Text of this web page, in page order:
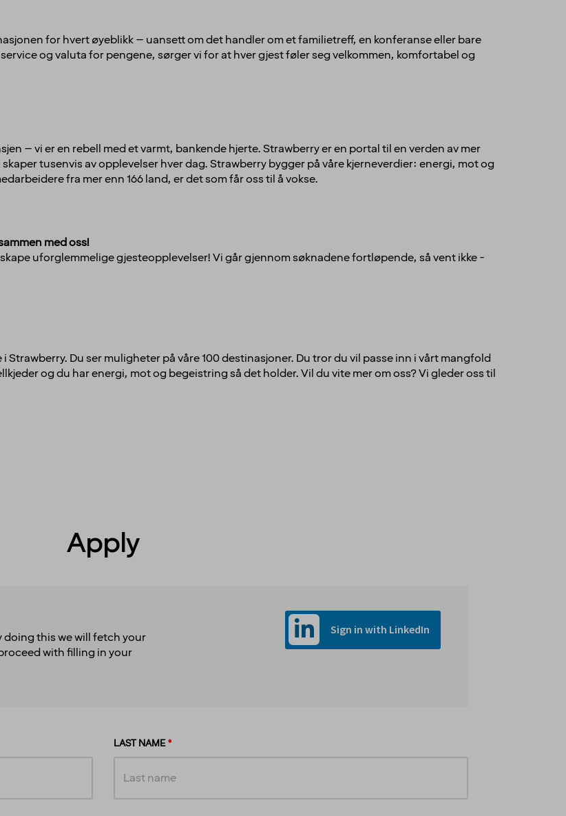
for hvert øyeblikk – uansett om det handler om et familietreff, en konferanse eller bare
og valuta for pengene, sørger vi for at hver gjest føler seg velkommen, komfortabel og
– vi er en rebell med et varmt, bankende hjerte. Strawberry er en portal til en verden av mer
tusenvis av opplevelser hver dag. Strawberry bygger på våre kjerneverdier: energi, mot og
fra mer enn 166 land, er det som får oss til å vokse.
med oss!
uforglemmelige gjesteopplevelser! Vi går gjennom søknadene fortløpende, så vent ikke -
Strawberry. Du ser muligheter på våre 100 destinasjoner. Du tror du vil passe inn i vårt mangfold
og du har energi, mot og begeistring så det holder. Vil du vite mer om oss? Vi gleder oss til
Apply
doing this we will fetch your
with filling in your
Sign in with LinkedIn
LAST NAME